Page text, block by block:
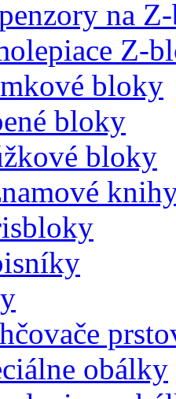
na
Z-
bloky
bloky
bloky
obálky